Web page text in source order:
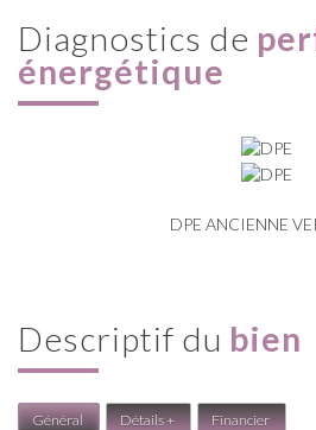
diagnostics de
énergétique
DPE ANCIENNE
descriptif du bien
Général Détails + Financier